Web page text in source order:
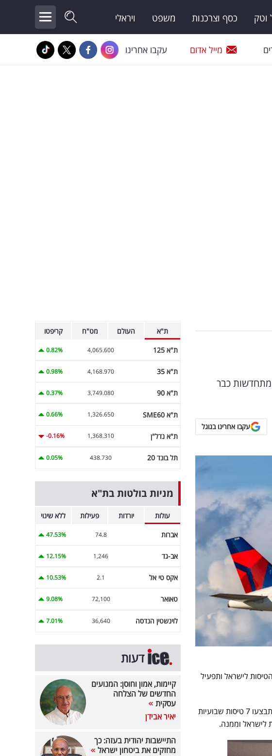
וטק כסף וצרכנות משפט ויראלי
מייל אדום עקבו אחרינו
מתחדשות כבר
עקבו אחרינו בגוגל
לישראל ותפעיל
בפגישה עם שרת התחבורה מירי רגב היום בארה"ב, אישרה החברה כי בשלב הראשון יתבצעו 7 טיסות שבועיות
ת"א העולם מט"ח קריפטו
ת"א 125 4,065.600
0.82%
ת"א 35 4,168.970
0.98%
ת"א 90 3,749.080
0.37%
ת"א SME60 1,326.650
0.66%
ת"א נדל"ן 1,368.310
-0.16%
תל בונד 20 438.730
0.05%
מניות בולטות בת"א
עולות יורדות פעילות ללא שינוי
אברות 74.8
47.53%
אב-גד 1,246
12.15%
אקס טי אל 2.1
10.53%
טאואר 72,100
9.08%
לוינשטין הנדסה 36,640
7.01%
דעות
קיימות, אמון וחוסן: המנועים
החדשים של הצלחה
עסקית
יאיר אבידן
התיישבות יהודית בעזה: כך
מחזקים את ביטחון ישראל